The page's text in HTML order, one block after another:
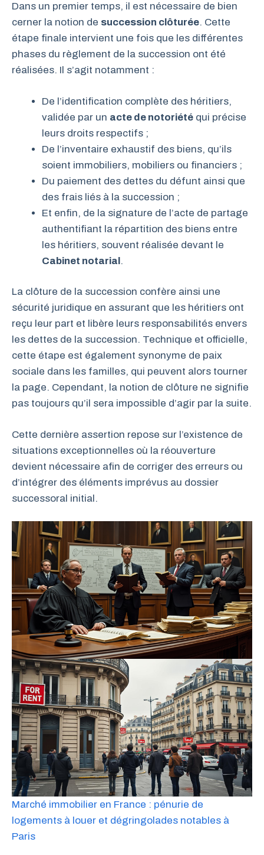
Dans un premier temps, il est nécessaire de bien
cerner la notion de succession clôturée. Cette
étape finale intervient une fois que les différentes
phases du règlement de la succession ont été
réalisées. Il s’agit notamment :
De l’identification complète des héritiers,
validée par un acte de notoriété qui précise
leurs droits respectifs ;
De l’inventaire exhaustif des biens, qu’ils
soient immobiliers, mobiliers ou financiers ;
Du paiement des dettes du défunt ainsi que
des frais liés à la succession ;
Et enfin, de la signature de l’acte de partage
authentifiant la répartition des biens entre
les héritiers, souvent réalisée devant le
Cabinet notarial.
La clôture de la succession confère ainsi une
sécurité juridique en assurant que les héritiers ont
reçu leur part et libère leurs responsabilités envers
les dettes de la succession. Technique et officielle,
cette étape est également synonyme de paix
sociale dans les familles, qui peuvent alors tourner
la page. Cependant, la notion de clôture ne signifie
pas toujours qu’il sera impossible d’agir par la suite.
Cette dernière assertion repose sur l’existence de
situations exceptionnelles où la réouverture
devient nécessaire afin de corriger des erreurs ou
d’intégrer des éléments imprévus au dossier
successoral initial.
Marché immobilier en France : pénurie de
logements à louer et dégringolades notables à
Paris